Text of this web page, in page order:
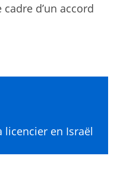
d’un accord
licencier en Israël